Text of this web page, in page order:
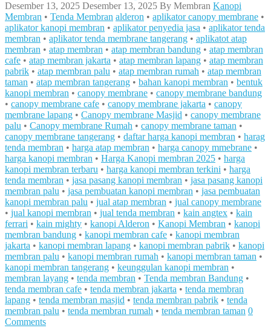
Desember 13, 2025 Desember 13, 2025 By Membran Kanopi
Membran • Tenda Membran alderon • aplikator canopy membrane •
aplikator kanopi membran • aplikator penyedia jasa • aplikator tenda
membran • aplikator tenda membrane tangerang • aplikatot atap
membran • atap membran • atap membran bandung • atap membran
cafe • atap membran jakarta • atap membran lapang • atap membran
pabrik • atap membran palu • atap membran rumah • atap membran
taman • atap membran tangerang • bahan kanopi membran • bentuk
kanopi membran • canopy membrane • canopy membrane bandung
• canopy membrane cafe • canopy membrane jakarta • canopy
membrane lapang • Canopy membrane Masjid • canopy membrane
palu • Canopy membrane Rumah • canopy membrane taman •
canopy membrane tangerang • daftar harga kanopi membran • harag
tenda membran • harga atap membran • harga canopy mmebrane •
harga kanopi membran • Harga Kanopi membran 2025 • harga
kanopi membran terbaru • harga kanopi membran terkini • harga
tenda membran • jasa pasang kanopi membran • jasa pasang kanopi
membran palu • jasa pembuatan kanopi membran • jasa pembuatan
kanopi membran palu • jual atap membran • jual canopy membrane
• jual kanopi membran • jual tenda membran • kain angtex • kain
ferrari • kain mighty • kanopi Alderon • Kanopi Membran • kanopi
membran bandung • kanopi membran cafe • kanopi membran
jakarta • kanopi membran lapang • kanopi membran pabrik • kanopi
membran palu • kanopi membran rumah • kanopi membran taman •
kanopi membran tangerang • keunggulan kanopi membran •
membran layang • tenda membran • Tenda membran Bandung •
tenda membran cafe • tenda membran jakarta • tenda membran
lapang • tenda membran masjid • tenda membran pabrik • tenda
membran palu • tenda membran rumah • tenda membran taman 0
Comments